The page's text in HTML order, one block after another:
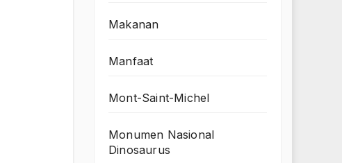
Makanan
Manfaat
Mont-Saint-Michel
Monumen Nasional
Dinosaurus